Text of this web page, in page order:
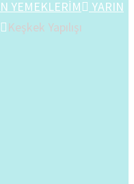
YEMEKLERİM
YARIN
Keşkek Yapılışı